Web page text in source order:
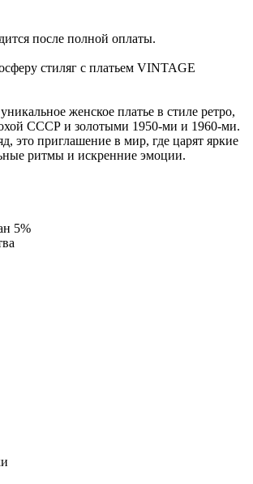
после полной оплаты.
стиляг с платьем VINTAGE
женское платье в стиле ретро,
СССР и золотыми 1950-ми и 1960-ми.
это приглашение в мир, где царят яркие
ритмы и искренние эмоции.
5%